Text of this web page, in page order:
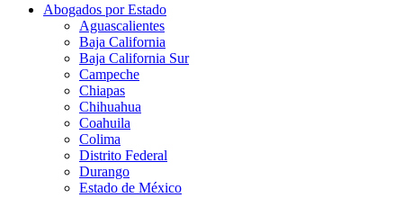
Abogados por Estado
Aguascalientes
Baja California
Baja California Sur
Campeche
Chiapas
Chihuahua
Coahuila
Colima
Distrito Federal
Durango
Estado de México